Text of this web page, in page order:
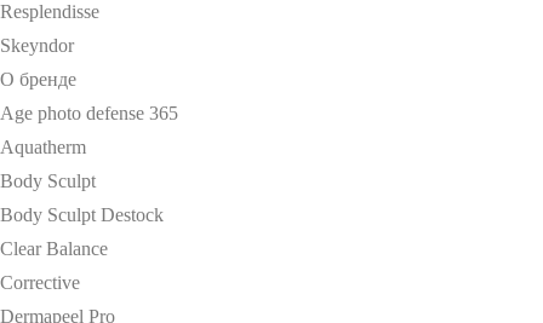
Resplendisse
Skeyndor
О бренде
Age photo defense 365
Aquatherm
Body Sculpt
Body Sculpt Destock
Clear Balance
Corrective
Dermapeel Pro